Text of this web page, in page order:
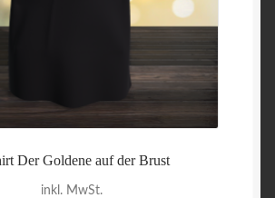
Der Goldene auf der Brust
inkl. MwSt.